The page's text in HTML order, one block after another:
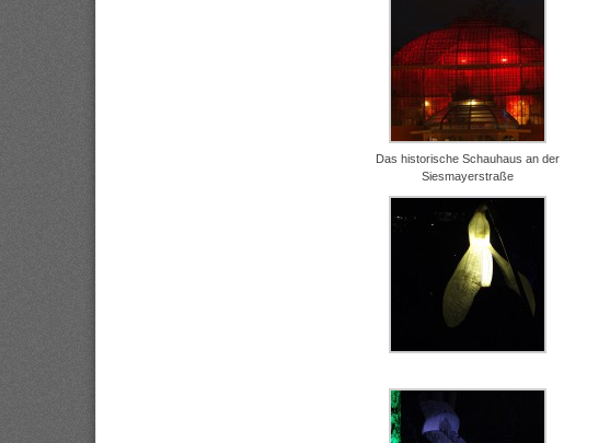
Das historische Schauhaus an der
Siesmayerstraße